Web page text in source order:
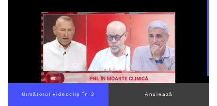
Următorul videoclip în 3 Anulează